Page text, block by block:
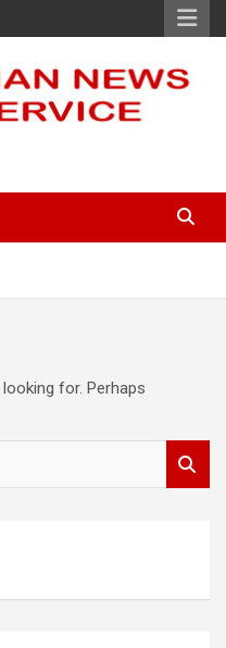
looking for. Perhaps